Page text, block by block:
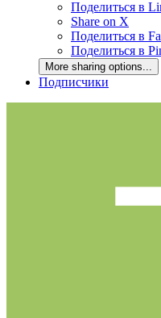
Поделиться в
Share on X
Поделиться в
Поделиться в
More sharing options...
Подписчики